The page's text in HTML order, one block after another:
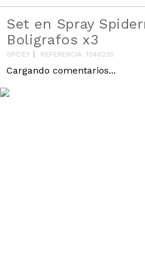
Set en Spray
Boligrafos x3
SPIDEY REFERENCIA:1046235